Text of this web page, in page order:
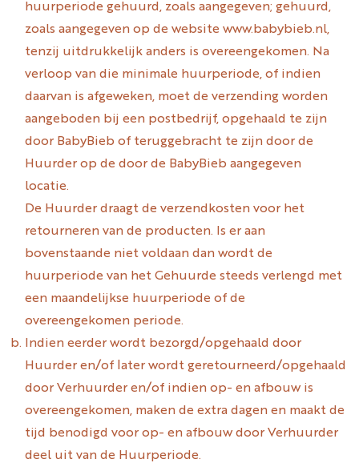
huurperiode gehuurd, zoals aangegeven; gehuurd,
zoals aangegeven op de website www.babybieb.nl,
tenzij uitdrukkelijk anders is overeengekomen. Na
verloop van die minimale huurperiode, of indien
daarvan is afgeweken, moet de verzending worden
aangeboden bij een postbedrijf, opgehaald te zijn
door BabyBieb of teruggebracht te zijn door de
Huurder op de door de BabyBieb aangegeven
locatie.
De Huurder draagt de verzendkosten voor het
retourneren van de producten. Is er aan
bovenstaande niet voldaan dan wordt de
huurperiode van het Gehuurde steeds verlengd met
een maandelijkse huurperiode of de
overeengekomen periode.
Indien eerder wordt bezorgd/opgehaald door
Huurder en/of later wordt geretourneerd/opgehaald
door Verhuurder en/of indien op- en afbouw is
overeengekomen, maken de extra dagen en maakt de
tijd benodigd voor op- en afbouw door Verhuurder
deel uit van de Huurperiode.